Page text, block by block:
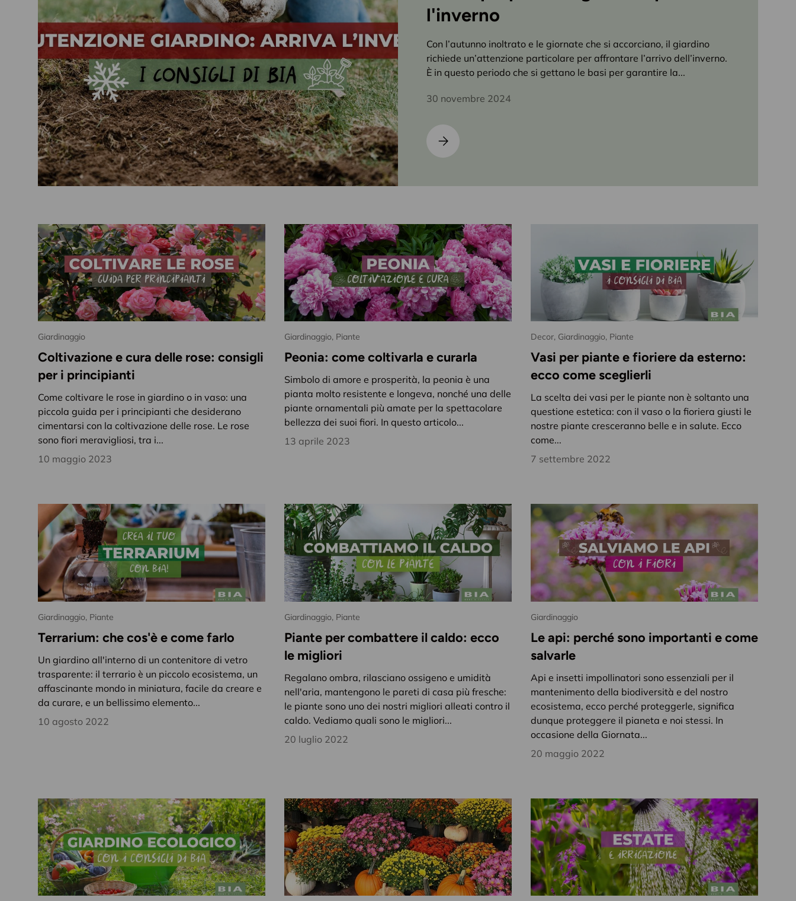
l'inverno
Con l’autunno inoltrato e le giornate che si accorciano, il giardino
richiede un’attenzione particolare per affrontare l’arrivo dell’inverno.
È in questo periodo che si gettano le basi per garantire la...
30 novembre 2024
Come preparare il giardino per l'inverno
Giardinaggio
Coltivazione e cura delle rose: consigli
per i principianti
Come coltivare le rose in giardino o in vaso: una
piccola guida per i principianti che desiderano
cimentarsi con la coltivazione delle rose. Le rose
sono fiori meravigliosi, tra i...
10 maggio 2023
Giardinaggio, Piante
Peonia: come coltivarla e curarla
Simbolo di amore e prosperità, la peonia è una
pianta molto resistente e longeva, nonché una delle
piante ornamentali più amate per la spettacolare
bellezza dei suoi fiori. In questo articolo...
13 aprile 2023
Decor, Giardinaggio, Piante
Vasi per piante e fioriere da esterno:
ecco come sceglierli
La scelta dei vasi per le piante non è soltanto una
questione estetica: con il vaso o la fioriera giusti le
nostre piante cresceranno belle e in salute. Ecco
come...
7 settembre 2022
Giardinaggio, Piante
Terrarium: che cos'è e come farlo
Un giardino all'interno di un contenitore di vetro
trasparente: il terrario è un piccolo ecosistema, un
affascinante mondo in miniatura, facile da creare e
da curare, e un bellissimo elemento...
10 agosto 2022
Giardinaggio, Piante
Piante per combattere il caldo: ecco
le migliori
Regalano ombra, rilasciano ossigeno e umidità
nell'aria, mantengono le pareti di casa più fresche:
le piante sono uno dei nostri migliori alleati contro il
caldo. Vediamo quali sono le migliori...
20 luglio 2022
Giardinaggio
Le api: perché sono importanti e come
salvarle
Api e insetti impollinatori sono essenziali per il
mantenimento della biodiversità e del nostro
ecosistema, ecco perché proteggerle, significa
dunque proteggere il pianeta e noi stessi. In
occasione della Giornata...
20 maggio 2022
direttamente nella tua inbox!
Email Iscriviti